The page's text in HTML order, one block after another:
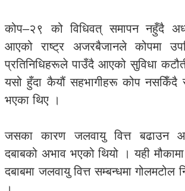
कोप–२९ को विधिवत् समापन नहुँदै
आएको राष्ट्र अजरबैजानले कोपमा
प्रतिनिधिहरूले पाउँदै आएको सुविधा
यसो हुँदा कैयौं सहभागीहरू कोप नसकिँदै
भएका थिए ।
जसका कारण जलवायु वित्त बढाउन
दबाबको अभाव भएको थियो । यही
दबाबमा जलवायु वित्त सम्बन्धमा गोलमटोल